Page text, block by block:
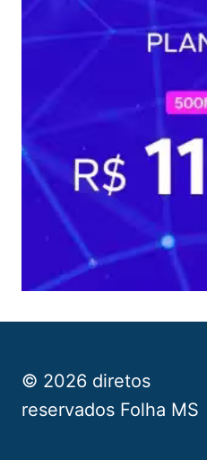
© 2026 diretos
reservados Folha MS